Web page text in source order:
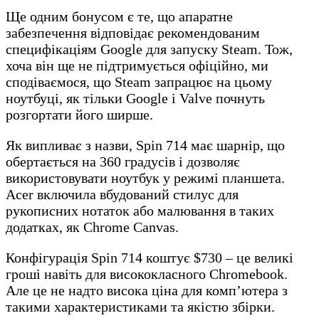
Ще одним бонусом є те, що апаратне
забезпечення відповідає рекомендованим
специфікаціям Google для запуску Steam. Тож,
хоча він ще не підтримується офіційно, ми
сподіваємося, що Steam запрацює на цьому
ноутбуці, як тільки Google і Valve почнуть
розгортати його ширше.
Як випливає з назви, Spin 714 має шарнір, що
обертається на 360 градусів і дозволяє
використовувати ноутбук у режимі планшета.
Acer включила вбудований стилус для
рукописних нотаток або малювання в таких
додатках, як Chrome Canvas.
Конфігурація Spin 714 коштує $730 – це великі
гроші навіть для висококласного Chromebook.
Але це не надто висока ціна для комп’ютера з
такими характеристиками та якістю збірки.